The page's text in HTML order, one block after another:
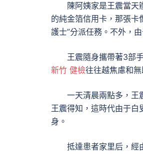
陳阿姨家是王震當天
的純金箔信用卡，那張卡
護士”分派任務。不外，
王震隨身攜帶著3部
新竹 健檢往往越焦慮和無
一天清晨兩點多，王
王震得知，這時代由于白
身。
抵達患者家里后，經